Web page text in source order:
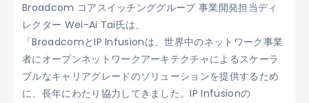
Broadcom コアスイッチンググループ 事業開発担当ディ
レクター Wei-Ai Tai氏は、
「BroadcomとIP Infusionは、世界中のネットワーク事業
者にオープンネットワークアーキテクチャによるスケーラ
ブルなキャリアグレードのソリューションを提供するため
に、長年にわたり協力してきました。IP Infusionの